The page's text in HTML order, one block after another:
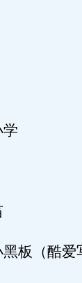
板（酷爱